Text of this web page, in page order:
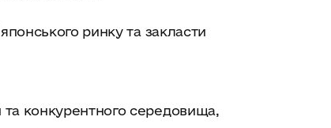
ринку та закласти
конкурентного середовища,